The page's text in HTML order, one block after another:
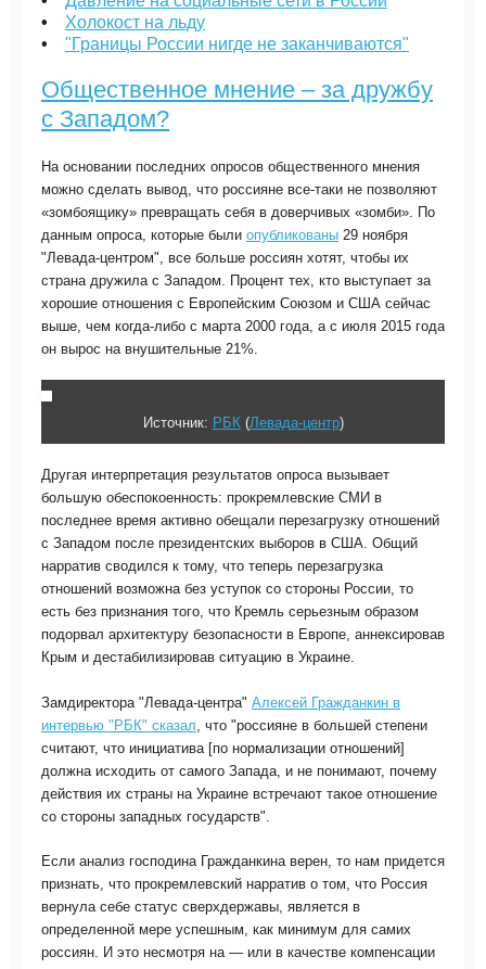
• Холокост на льду
• "Границы России нигде не заканчиваются"
Общественное мнение – за дружбу
с Западом?
На основании последних опросов общественного мнения
можно сделать вывод, что россияне все-таки не позволяют
«зомбоящику» превращать себя в доверчивых «зомби». По
данным опроса, которые были опубликованы 29 ноября
"Левада-центром", все больше россиян хотят, чтобы их
страна дружила с Западом. Процент тех, кто выступает за
хорошие отношения с Европейским Союзом и США сейчас
выше, чем когда-либо с марта 2000 года, а с июля 2015 года
он вырос на внушительные 21%.
Источник: РБК (Левада-центр)
Другая интерпретация результатов опроса вызывает
большую обеспокоенность: прокремлевские СМИ в
последнее время активно обещали перезагрузку отношений
с Западом после президентских выборов в США. Общий
нарратив сводился к тому, что теперь перезагрузка
отношений возможна без уступок со стороны России, то
есть без признания того, что Кремль серьезным образом
подорвал архитектуру безопасности в Европе, аннексировав
Крым и дестабилизировав ситуацию в Украине.
Замдиректора "Левада-центра" Алексей Гражданкин в
интервью "РБК" сказал , что "россияне в большей степени
считают, что инициатива [по нормализации отношений]
должна исходить от самого Запада, и не понимают, почему
действия их страны на Украине встречают такое отношение
со стороны западных государств".
Если анализ господина Гражданкина верен, то нам придется
признать, что прокремлевский нарратив о том, что Россия
вернула себе статус сверхдержавы, является в
определенной мере успешным, как минимум для самих
россиян. И это несмотря на — или в качестве компенсации